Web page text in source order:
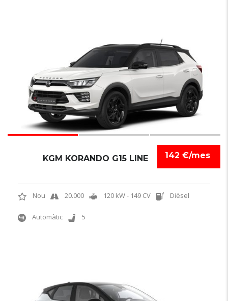
142 €/mes
KGM KORANDO G15 LINE
Nou 20.000 120 kW - 149 CV Dièsel
Automàtic 5